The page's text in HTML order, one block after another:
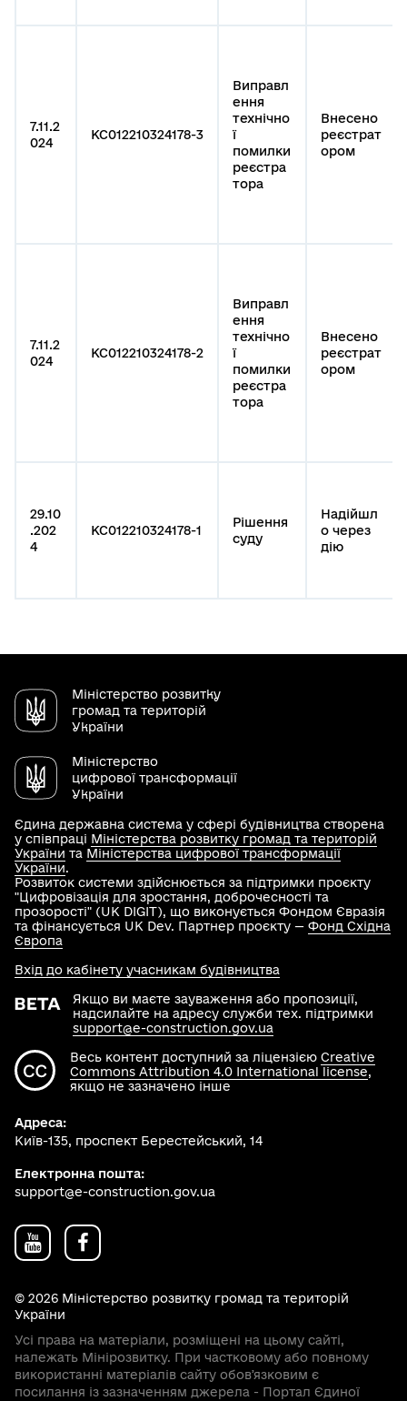
7.11.2
024
КС012210324178-3
Виправл
ення
технічно
ї
помилки
реєстра
тора
Внесено
реєстрат
ором
7.11.2
024
КС012210324178-2
Виправл
ення
технічно
ї
помилки
реєстра
тора
Внесено
реєстрат
ором
29.10
.202
4
КС012210324178-1
Рішення
суду
Надійшл
о через
дію
Міністерство розвитку
громад та територій
України
Міністерство
цифрової трансформації
України
Єдина державна система у сфері будівництва створена
у співпраці Міністерства розвитку громад та територій
України та Міністерства цифрової трансформації
України.
Розвиток системи здійснюється за підтримки проєкту
"Цифровізація для зростання, доброчесності та
прозорості" (UK DIGIT), що виконується Фондом Євразія
та фінансується UK Dev. Партнер проєкту — Фонд Східна
Європа
Якщо ви маєте зауваження або пропозиції,
надсилайте на адресу служби тех. підтримки
support@e-construction.gov.ua
Весь контент доступний за ліцензією Creative
Commons Attribution 4.0 International license,
якщо не зазначено інше
Вхід до кабінету учасникам будівництва
Адреса:
Київ-135, проспект Берестейський, 14
Електронна пошта:
support@e-construction.gov.ua
© 2026 Міністерство розвитку громад та територій
України
Усі права на матеріали, розміщені на цьому сайті,
належать Мінірозвитку. При частковому або повному
використанні матеріалів сайту обовʼязковим є
посилання із зазначенням джерела - Портал Єдиної